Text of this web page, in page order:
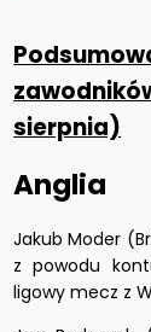
sierpnia)
Anglia
Jakub Moder
z powodu
ligowy mecz z